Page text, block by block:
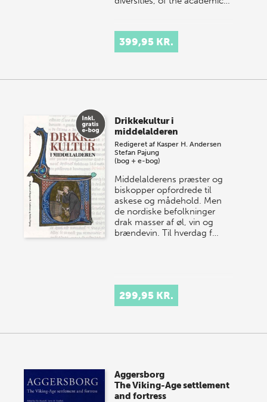
399,95 KR.
Drikkekultur i
middelalderen
Redigeret af Kasper H. Andersen
Stefan Pajung
(bog + e-bog)
Middelalderens præster og
biskopper opfordrede til
askese og mådehold. Men
de nordiske befolkninger
drak masser af øl, vin og
brændevin. Til hverdag f…
299,95 KR.
Aggersborg
The Viking-Age settlement
and fortress